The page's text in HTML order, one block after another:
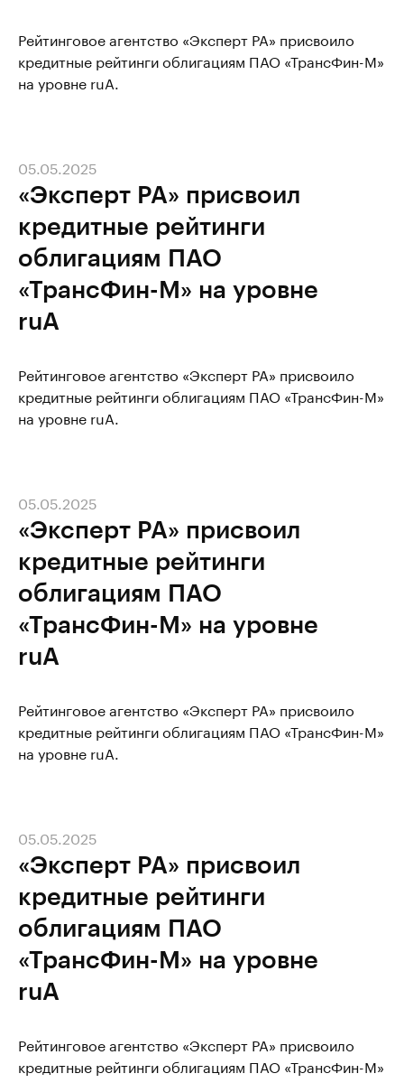
Рейтинговое агентство «Эксперт РА» присвоило
кредитные рейтинги облигациям ПАО «ТрансФин-М»
на уровне ruA.
«Эксперт РА» присвоил
кредитные рейтинги
облигациям ПАО
«ТрансФин-М» на уровне
ruA
05.05.2025
Рейтинговое агентство «Эксперт РА» присвоило
кредитные рейтинги облигациям ПАО «ТрансФин-М»
на уровне ruA.
«Эксперт РА» присвоил
кредитные рейтинги
облигациям ПАО
«ТрансФин-М» на уровне
ruA
05.05.2025
Рейтинговое агентство «Эксперт РА» присвоило
кредитные рейтинги облигациям ПАО «ТрансФин-М»
на уровне ruA.
«Эксперт РА» присвоил
кредитные рейтинги
облигациям ПАО
«ТрансФин-М» на уровне
ruA
05.05.2025
Рейтинговое агентство «Эксперт РА» присвоило
кредитные рейтинги облигациям ПАО «ТрансФин-М»